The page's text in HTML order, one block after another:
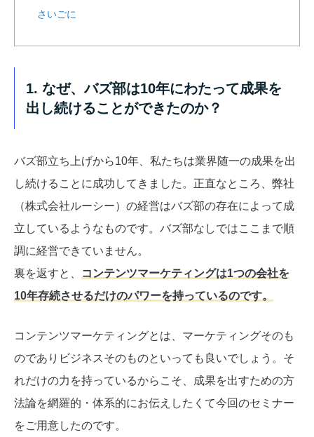
さいごに
1. なぜ、バズ部は10年にわたって成果を
出し続けることができたのか？
バズ部立ち上げから10年、私たちは業界随一の成果を出
し続けることに成功してきました。正直なところ、弊社
（株式会社ルーシー）の経営はバズ部の存在によって成
立しているようなものです。バズ部なしではここまで順
調に経営できていません。
裏を返すと、
コンテンツマーケティングは1つの会社を
10年存続させるだけのパワーを持っているのです。
コンテンツマーケティングとは、マーケティングそのも
のでありビジネスそのものといっても良いでしょう。そ
れだけの力を持っているからこそ、成果を出すための方
法論を網羅的・体系的にお伝えしたくて今回のセミナー
をご用意したのです。